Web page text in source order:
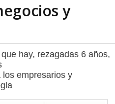
y
hay, rezagadas 6 años,
empresarios y